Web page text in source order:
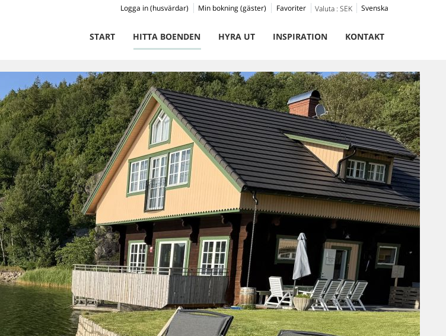
Svenska
Valuta : SEK
Favoriter
Min bokning (gäster)
Logga in (husvärdar)
START HITTA BOENDEN HYRA UT INSPIRATION KONTAKT